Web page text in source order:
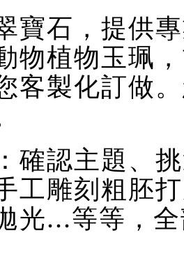
寶石，提供
物植物玉珮
客製化訂做
確認主題、
工雕刻粗胚
光...等等，